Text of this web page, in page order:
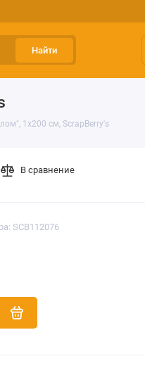
Найти
1х200 см, ScrapBerry's
SCB112076
В сравнение